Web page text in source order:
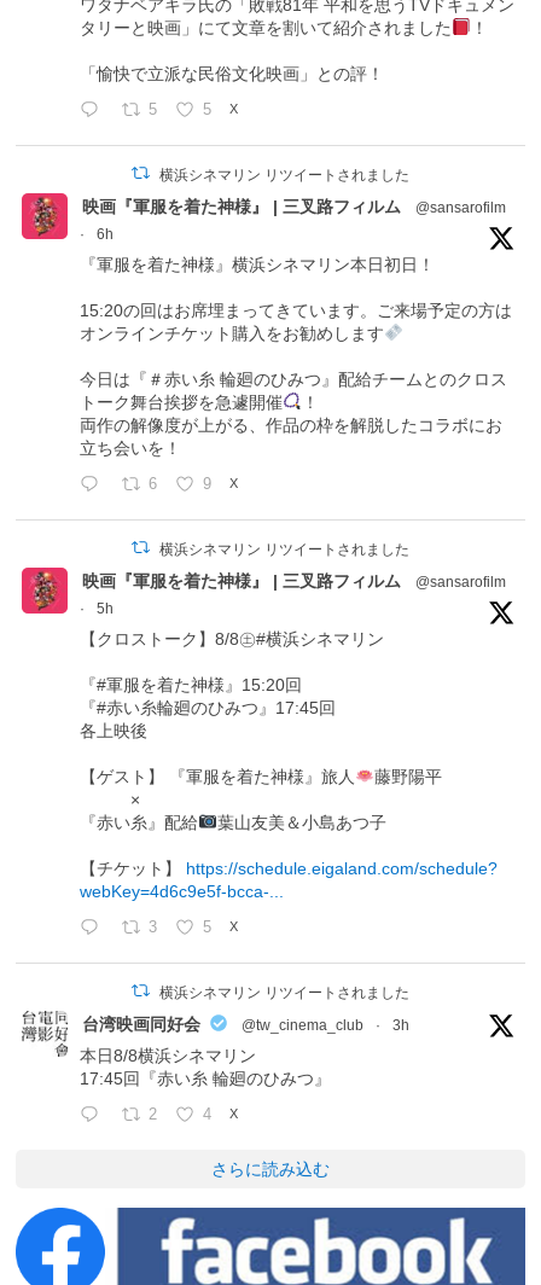
ワタナベアキラ氏の「敗戦81年 平和を思うTVドキュメン
タリーと映画」にて文章を割いて紹介されました
！
「愉快で立派な民俗文化映画」との評！
5 5 X
横浜シネマリン リツイートされました
映画『軍服を着た神様』 | 三叉路フィルム
@sansarofilm
·
6h
『軍服を着た神様』横浜シネマリン本日初日！
15:20の回はお席埋まってきています。ご来場予定の方は
オンラインチケット購入をお勧めします
今日は『＃赤い糸 輪廻のひみつ』配給チームとのクロス
トーク舞台挨拶を急遽開催
！
両作の解像度が上がる、作品の枠を解脱したコラボにお
立ち会いを！
6 9 X
横浜シネマリン リツイートされました
映画『軍服を着た神様』 | 三叉路フィルム
@sansarofilm
·
5h
【クロストーク】8/8㊏#横浜シネマリン
『#軍服を着た神様』15:20回
『#赤い糸輪廻のひみつ』17:45回
各上映後
【ゲスト】 『軍服を着た神様』旅人
藤野陽平
×
『赤い糸』配給
葉山友美＆小島あつ子
【チケット】 https://schedule.eigaland.com/schedule?
webKey=4d6c9e5f-bcca-...
3 5 X
横浜シネマリン リツイートされました
台湾映画同好会 @tw_cinema_club · 3h
本日8/8横浜シネマリン
17:45回『赤い糸 輪廻のひみつ』
2 4 X
さらに読み込む